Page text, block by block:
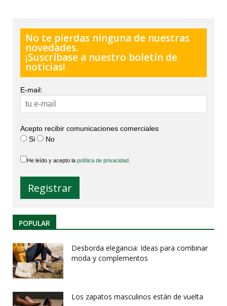
No te pierdas ninguna de nuestras
novedades.
¡Suscríbase a nuestro boletín de
noticias!
E-mail:
Acepto recibir comunicaciones comerciales
Si
No
He leído y acepto la política de privacidad.
POPULAR
Desborda elegancia: Ideas para combinar
moda y complementos
Los zapatos masculinos están de vuelta